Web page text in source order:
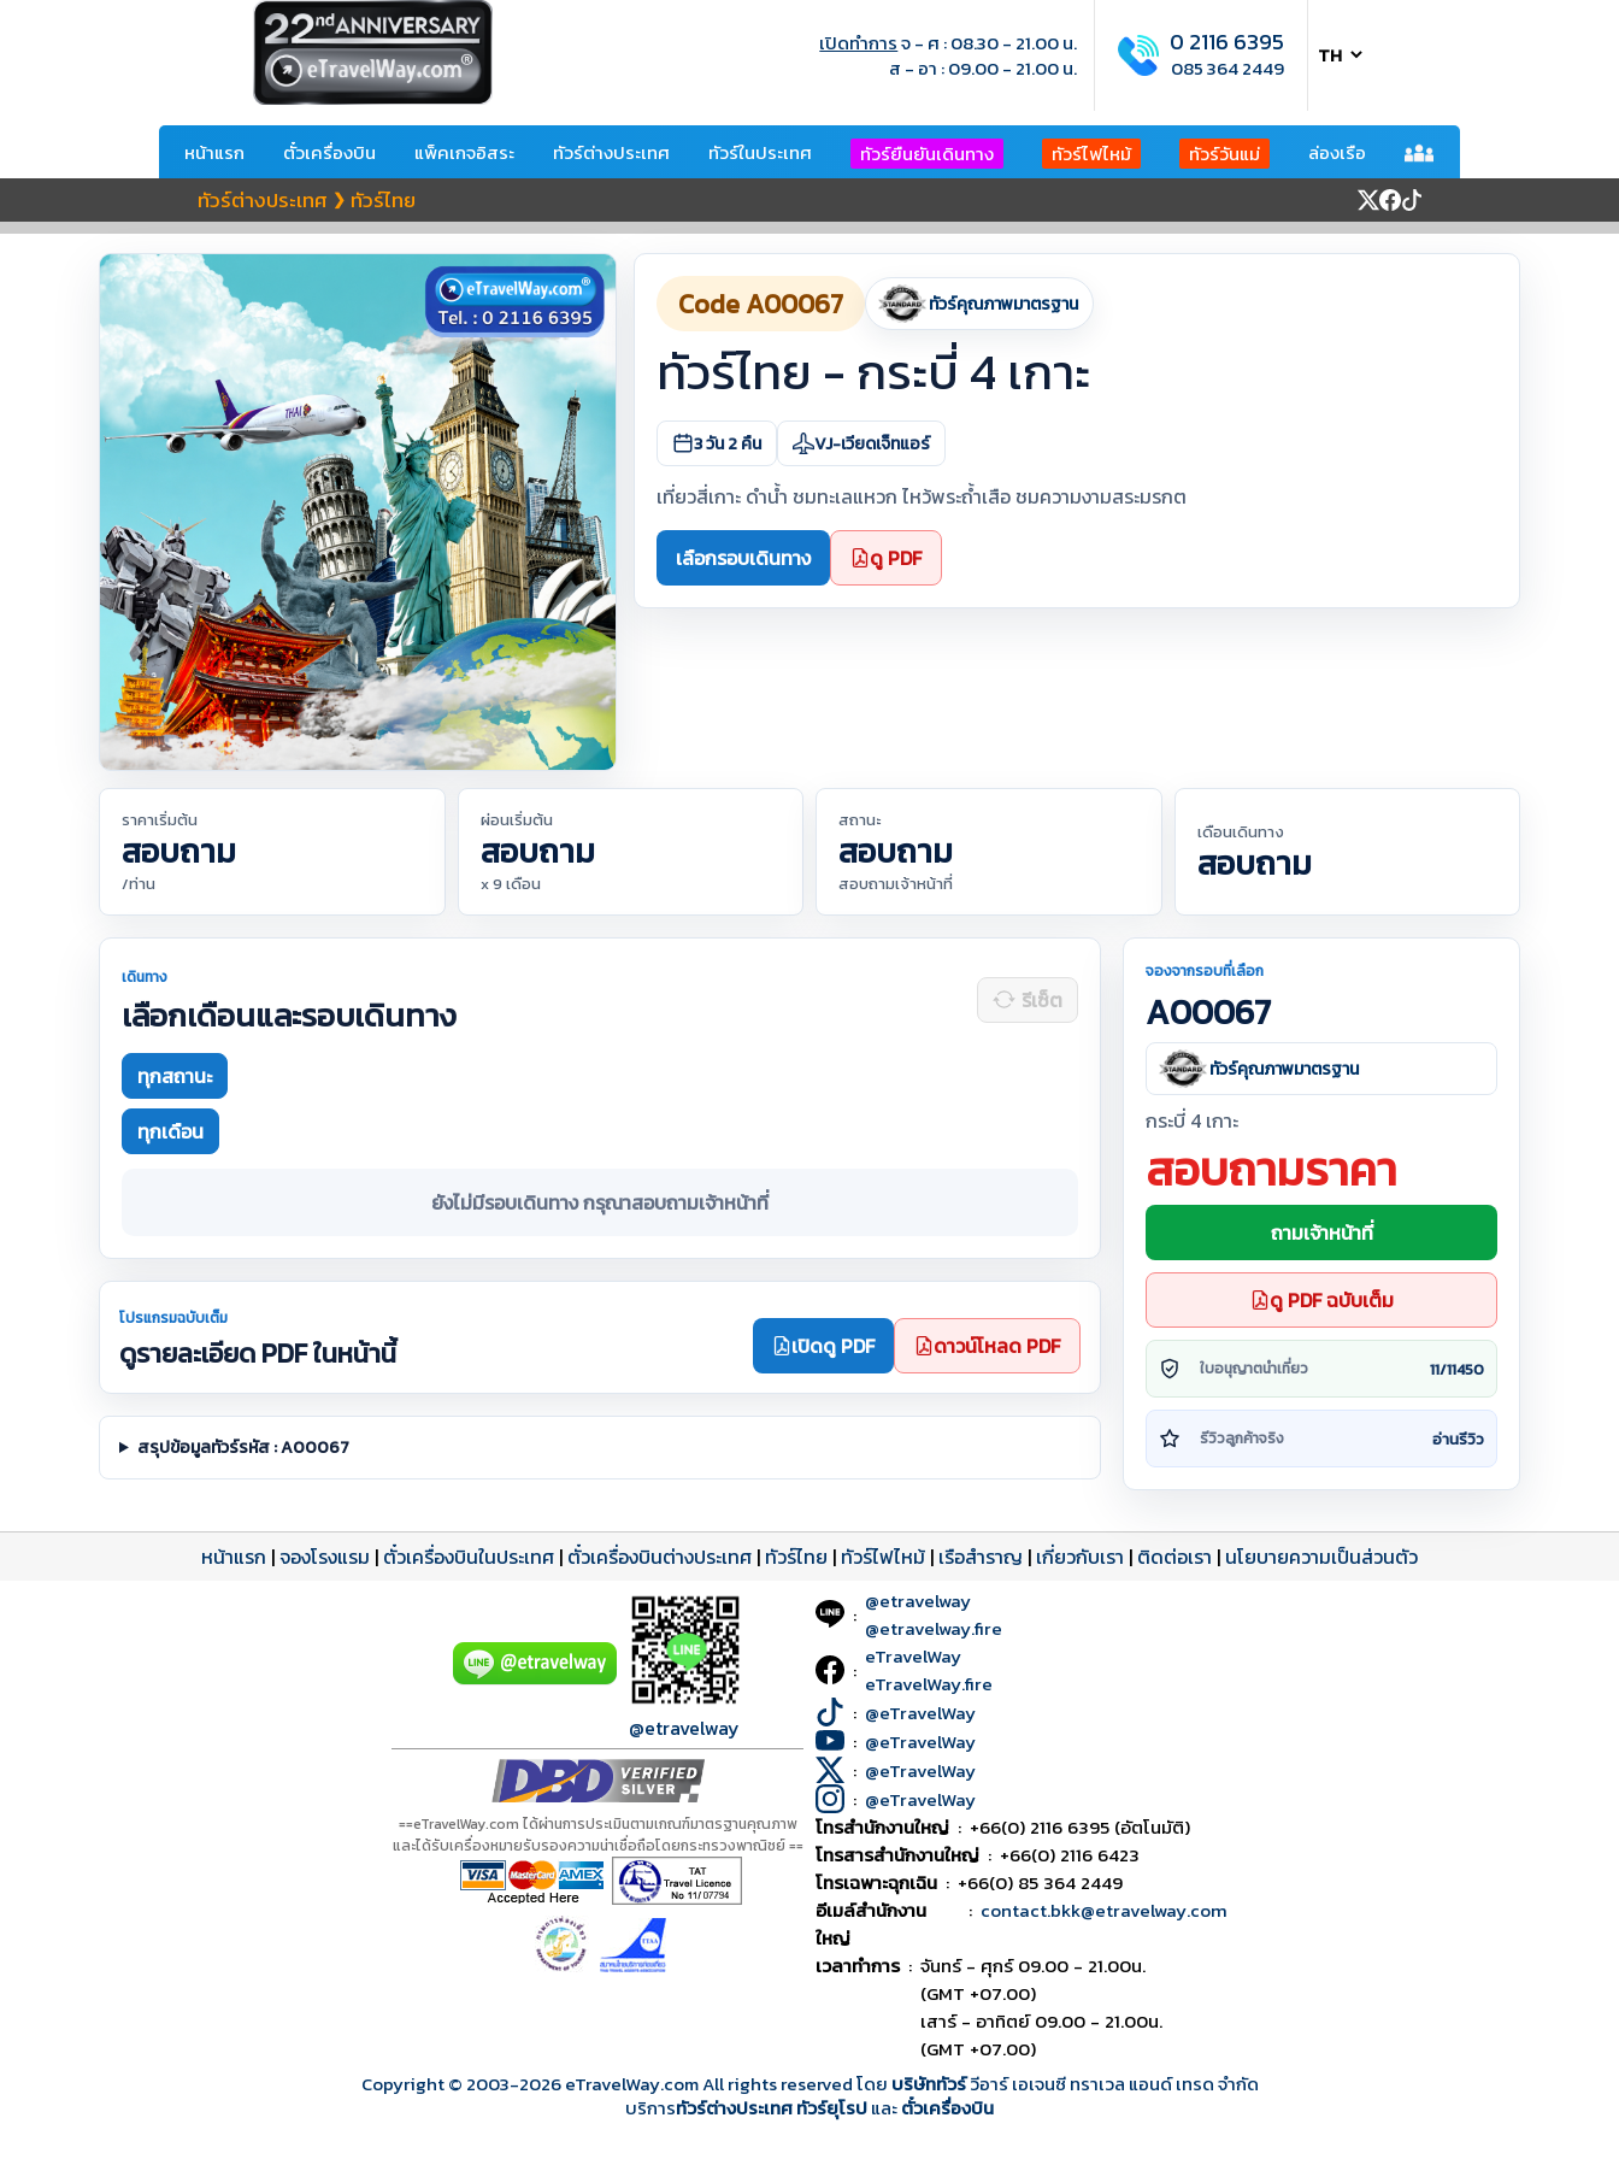
เปิดทำการจ - ศ : 08.30 - 21.00 น.
ส - อา : 09.00 - 21.00 น.
0 2116 6395
085 364 2449
หน้าแรก ตั๋วเครื่องบิน แพ็คเกจอิสระ ทัวร์ต่างประเทศ ทัวร์ในประเทศ ทัวร์ยืนยันเดินทาง ทัวร์ไฟไหม้ ทัวร์วันแม่ ล่องเรือ
ทัวร์ต่างประเทศ ❯ ทัวร์ไทย
Code A00067 ทัวร์คุณภาพมาตรฐาน
ทัวร์ไทย - กระบี่ 4 เกาะ
3 วัน 2 คืน VJ-เวียดเจ็ทแอร์
เที่ยวสี่เกาะ ดำน้ำ ชมทะเลแหวก ไหว้พระถ้ำเสือ ชมความงามสระมรกต
เลือกรอบเดินทาง ดู PDF
ราคาเริ่มต้น
สอบถาม
/ท่าน
ผ่อนเริ่มต้น
สอบถาม
x 9 เดือน
สถานะ
สอบถาม
สอบถามเจ้าหน้าที่
เดือนเดินทาง
สอบถาม
เดินทาง
เลือกเดือนและรอบเดินทาง รีเซ็ต
ทุกสถานะ
ทุกเดือน
ยังไม่มีรอบเดินทาง กรุณาสอบถามเจ้าหน้าที่
โปรแกรมฉบับเต็ม
ดูรายละเอียด PDF ในหน้านี้ เปิดดู PDF ดาวน์โหลด PDF
สรุปข้อมูลทัวร์รหัส : A00067
จองจากรอบที่เลือก
A00067
ทัวร์คุณภาพมาตรฐาน
กระบี่ 4 เกาะ
สอบถามราคา
ถามเจ้าหน้าที่
ดู PDF ฉบับเต็ม
ใบอนุญาตนำเที่ยว 11/11450
รีวิวลูกค้าจริง อ่านรีวิว
หน้าแรก |จองโรงแรม | ตั๋วเครื่องบินในประเทศ | ตั๋วเครื่องบินต่างประเทศ | ทัวร์ไทย | ทัวร์ไฟไหม้ | เรือสำราญ | เกี่ยวกับเรา | ติดต่อเรา | นโยบายความเป็นส่วนตัว
@etravelway
==eTravelWay.com ได้ผ่านการประเมินตามเกณฑ์มาตรฐานคุณภาพ
และได้รับเครื่องหมายรับรองความน่าเชื่อถือโดยกระทรวงพาณิชย์ ==
: @etravelway
@etravelway.fire
: eTravelWay
eTravelWay.fire
: @eTravelWay
: @eTravelWay
: @eTravelWay
: @eTravelWay
โทรสำนักงานใหญ่ : +66(0) 2116 6395 (อัตโนมัติ)
โทรสารสำนักงานใหญ่ : +66(0) 2116 6423
โทรเฉพาะฉุกเฉิน : +66(0) 85 364 2449
อีเมล์สำนักงาน
ใหญ่
: contact.bkk@etravelway.com
เวลาทำการ : จันทร์ - ศุกร์ 09.00 - 21.00น.
(GMT +07.00)
เสาร์ - อาทิตย์ 09.00 - 21.00น.
(GMT +07.00)
Copyright © 2003-2026eTravelWay.com All rights reserved โดย บริษัททัวร์วีอาร์ เอเจนซี ทราเวล แอนด์ เทรด จำกัด
บริการทัวร์ต่างประเทศทัวร์ยุโรปและตั๋วเครื่องบิน